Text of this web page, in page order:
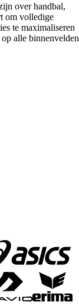
over handbal,
om volledige
te maximaliseren
alle binnenvelden